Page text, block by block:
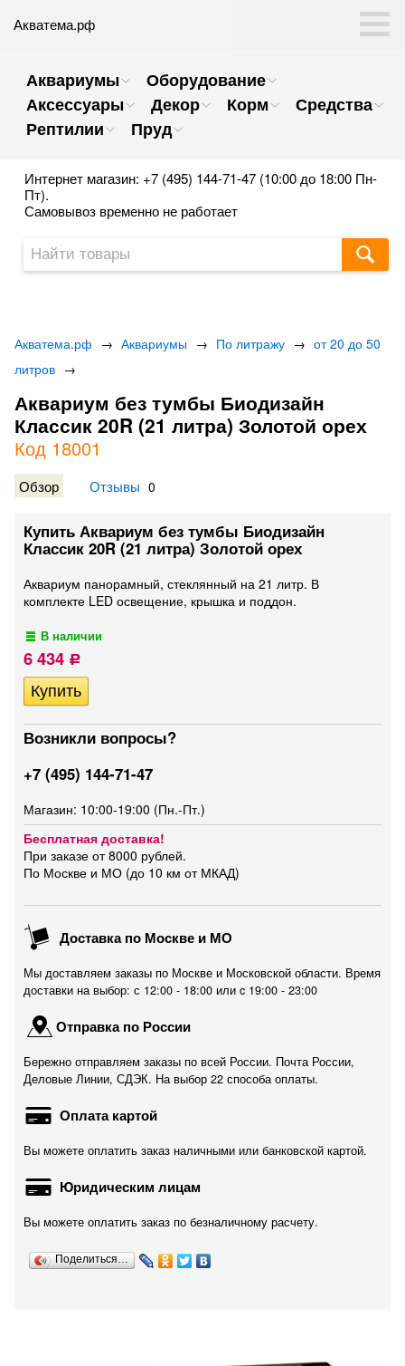
Акватема.рф
Аквариумы
Оборудование
Аксессуары
Декор Корм
Средства
Рептилии
Пруд
Интернет магазин: +7 (495) 144-71-47 (10:00 до 18:00 Пн-
Пт).
Самовывоз временно не работает
Акватема.рф → Аквариумы → По литражу → от 20 до 50
литров →
Аквариум без тумбы Биодизайн
Классик 20R (21 литра) Золотой орех
Код 18001
Обзор Отзывы 0
Купить Аквариум без тумбы Биодизайн
Классик 20R (21 литра) Золотой орех
Аквариум панорамный, стеклянный на 21 литр. В
комплекте LED освещение, крышка и поддон.
В наличии
6 434 Р
Возникли вопросы?
+7 (495) 144-71-47
Магазин: 10:00-19:00 (Пн.-Пт.)
Бесплатная доставка!
При заказе от 8000 рублей.
По Москве и МО (до 10 км от МКАД)
Доставка по Москве и МО
Мы доставляем заказы по Москве и Московской области. Время
доставки на выбор: с 12:00 - 18:00 или c 19:00 - 23:00
Отправка по России
Бережно отправляем заказы по всей России. Почта России,
Деловые Линии, СДЭК. На выбор 22 способа оплаты.
Оплата картой
Вы можете оплатить заказ наличными или банковской картой.
Юридическим лицам
Вы можете оплатить заказ по безналичному расчету.
Поделиться…